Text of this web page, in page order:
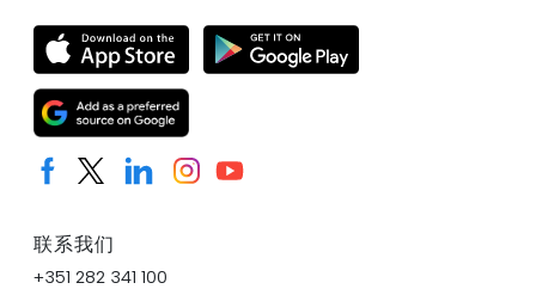
联系我们
+351 282 341 100